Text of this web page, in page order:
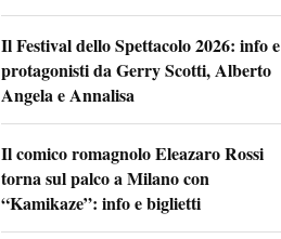
Il Festival dello Spettacolo 2026: info e
protagonisti da Gerry Scotti, Alberto
Angela e Annalisa
Il comico romagnolo Eleazaro Rossi
torna sul palco a Milano con
“Kamikaze”: info e biglietti